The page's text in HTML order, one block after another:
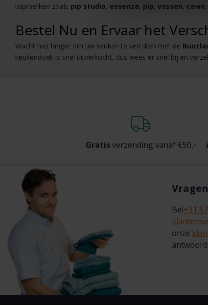
topmerken zoals pip studio, essenza, pip, vossen, cawo
Bestel Nu en Ervaar het
Wacht niet langer om uw keuken te verrijken met de
keukendoek is snel uitverkocht, dus wees er snel bij en
Gratisverzending vanaf €50,-
Bel+31
onze